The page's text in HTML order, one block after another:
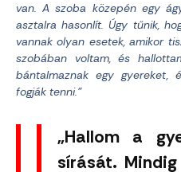
van. A szoba közepén egy
asztalra hasonlít. Úgy tűnik,
vannak olyan esetek, amikor
szobában voltam, és
bántalmaznak egy
fogják tenni.”
„Hallom a
sírását.